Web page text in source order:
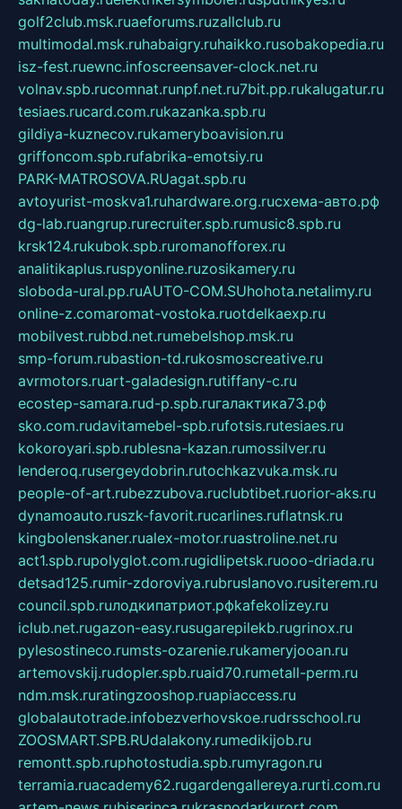
golf2club.msk.ruaeforums.ruzallclub.ru
multimodal.msk.ruhabaigry.ruhaikko.rusobakopedia.ru
isz-fest.ruewnc.infoscreensaver-clock.net.ru
volnav.spb.rucomnat.runpf.net.ru7bit.pp.rukalugatur.ru
tesiaes.rucard.com.rukazanka.spb.ru
gildiya-kuznecov.rukameryboavision.ru
griffoncom.spb.rufabrika-emotsiy.ru
PARK-MATROSOVA.RUagat.spb.ru
avtoyurist-moskva1.ruhardware.org.ruсхема-авто.рф
dg-lab.ruangrup.rurecruiter.spb.rumusic8.spb.ru
krsk124.rukubok.spb.ruromanofforex.ru
analitikaplus.ruspyonline.ruzosikamery.ru
sloboda-ural.pp.ruAUTO-COM.SUhohota.netalimy.ru
online-z.comaromat-vostoka.ruotdelkaexp.ru
mobilvest.rubbd.net.rumebelshop.msk.ru
smp-forum.rubastion-td.rukosmoscreative.ru
avrmotors.ruart-galadesign.rutiffany-c.ru
ecostep-samara.rud-p.spb.ruгалактика73.рф
sko.com.rudavitamebel-spb.rufotsis.rutesiaes.ru
kokoroyari.spb.rublesna-kazan.rumossilver.ru
lenderoq.rusergeydobrin.rutochkazvuka.msk.ru
people-of-art.rubezzubova.ruclubtibet.ruorior-aks.ru
dynamoauto.ruszk-favorit.rucarlines.ruflatnsk.ru
kingbolenskaner.rualex-motor.ruastroline.net.ru
act1.spb.rupolyglot.com.rugidlipetsk.ruooo-driada.ru
detsad125.rumir-zdoroviya.rubruslanovo.rusiterem.ru
council.spb.ruлодкипатриот.рфkafekolizey.ru
iclub.net.rugazon-easy.rusugarepilekb.rugrinox.ru
pylesostineco.rumsts-ozarenie.rukameryjooan.ru
artemovskij.rudopler.spb.ruaid70.rumetall-perm.ru
ndm.msk.ruratingzooshop.ruapiaccess.ru
globalautotrade.infobezverhovskoe.rudrsschool.ru
ZOOSMART.SPB.RUdalakony.rumedikijob.ru
remontt.spb.ruphotostudia.spb.rumyragon.ru
terramia.ruacademy62.rugardengallereya.rurti.com.ru